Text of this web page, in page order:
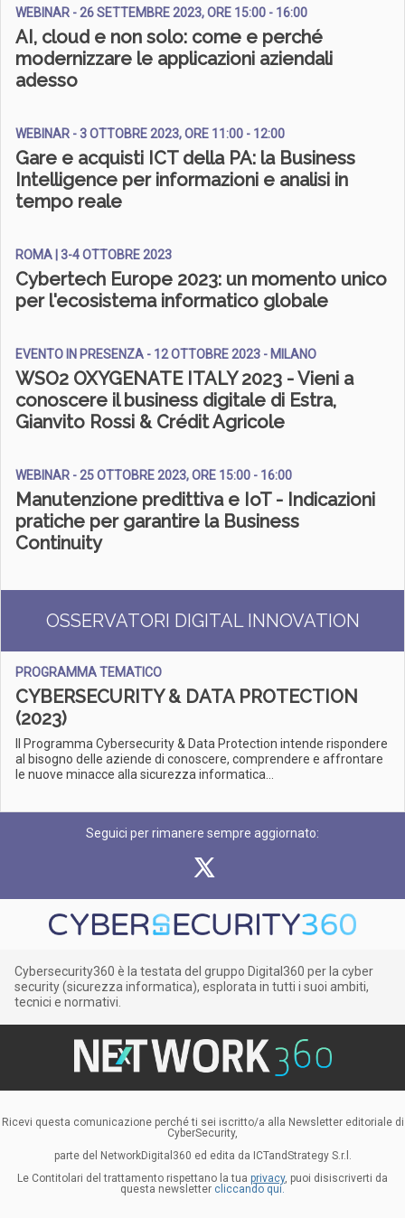
WEBINAR - 26 SETTEMBRE 2023, ORE 15:00 - 16:00
AI, cloud e non solo: come e perché
modernizzare le applicazioni aziendali
adesso
WEBINAR - 3 OTTOBRE 2023, ORE 11:00 - 12:00
Gare e acquisti ICT della PA: la Business
Intelligence per informazioni e analisi in
tempo reale
ROMA | 3-4 OTTOBRE 2023
Cybertech Europe 2023: un momento unico
per l'ecosistema informatico globale
EVENTO IN PRESENZA - 12 OTTOBRE 2023 - MILANO
WSO2 OXYGENATE ITALY 2023 - Vieni a
conoscere il business digitale di Estra,
Gianvito Rossi & Crédit Agricole
WEBINAR - 25 OTTOBRE 2023, ORE 15:00 - 16:00
Manutenzione predittiva e IoT - Indicazioni
pratiche per garantire la Business
Continuity
OSSERVATORI DIGITAL INNOVATION
PROGRAMMA TEMATICO
CYBERSECURITY & DATA PROTECTION
(2023)
Il Programma Cybersecurity & Data Protection intende rispondere
al bisogno delle aziende di conoscere, comprendere e affrontare
le nuove minacce alla sicurezza informatica...
Seguici per rimanere sempre aggiornato:
Cybersecurity360 è la testata del gruppo Digital360 per la cyber
security (sicurezza informatica), esplorata in tutti i suoi ambiti,
tecnici e normativi.
Ricevi questa comunicazione perché ti sei iscritto/a alla Newsletter editoriale di
CyberSecurity,
parte del NetworkDigital360 ed edita da ICTandStrategy S.r.l.
Le Contitolari del trattamento rispettano la tua privacy, puoi disiscriverti da
questa newsletter cliccando qui.